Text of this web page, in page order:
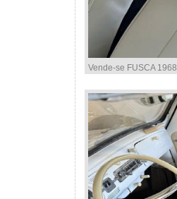
Vende-se FUSCA 1968